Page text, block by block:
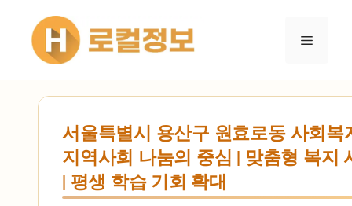
건너뛰기
메뉴
서울특별시 용산구 원효로동 사회복
지역사회 나눔의 중심 | 맞춤형 복지
| 평생 학습 기회 확대